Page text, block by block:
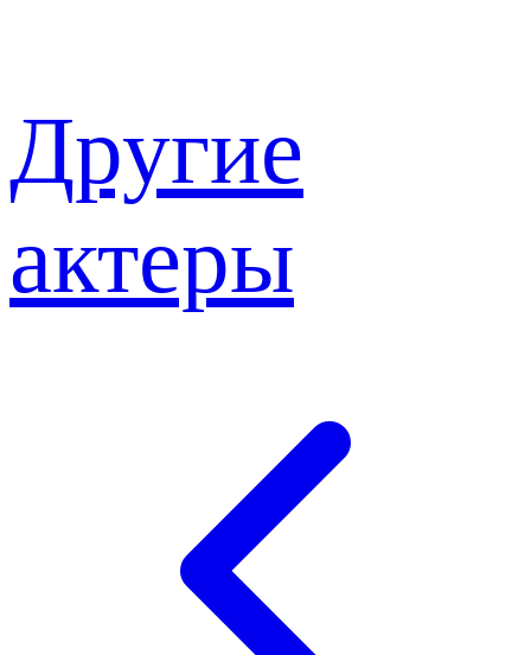
Другие
актеры